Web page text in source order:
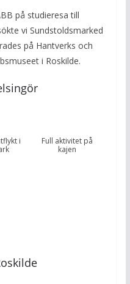
på studieresa till
vi Sundstoldsmarked
på Hantverks och
i Roskilde.
i
Full aktivitet på
kajen